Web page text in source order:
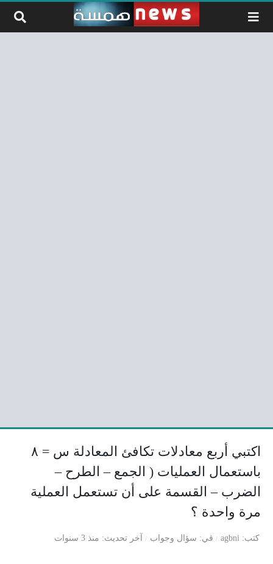
التخطي إلى المحتوى
اكتبي أربع معادلات تكافئ المعادلة س = ٨
باستعمال العمليات ( الجمع – الطرح –
الضرب – القسمة على أن تستعمل العملية
مرة واحدة ؟
كتب agbni في سؤال وجواب آخر تحديث منذ 3 سنوات